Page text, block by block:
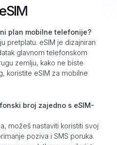
plan mobilne telefonije?
pretplatu. eSIM je dizajniran
glavnom telefonskom
zemlju, kako ne biste
koristite eSIM za mobilne
broj zajedno s eSIM-
možeš nastaviti koristiti svoj
poziva i SMS poruka.